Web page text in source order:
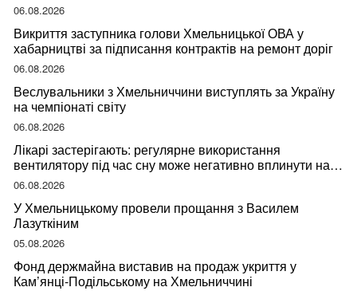
06.08.2026
Викриття заступника голови Хмельницької ОВА у
хабарництві за підписання контрактів на ремонт доріг
06.08.2026
Веслувальники з Хмельниччини виступлять за Україну
на чемпіонаті світу
06.08.2026
Лікарі застерігають: регулярне використання
вентилятору під час сну може негативно вплинути на
ваше здоров’я
06.08.2026
У Хмельницькому провели прощання з Василем
Лазуткіним
05.08.2026
Фонд держмайна виставив на продаж укриття у
Кам’янці-Подільському на Хмельниччині